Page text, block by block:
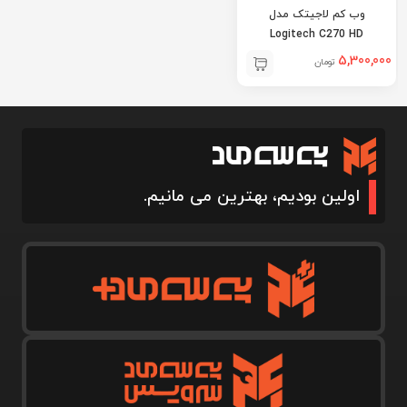
وب کم لاجیتک مدل
Logitech C270 HD
5,300,000 تومان
اولین بودیم، بهترین می مانیم.